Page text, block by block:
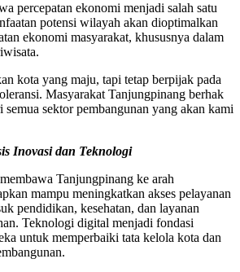
percepatan ekonomi menjadi salah satu
potensi wilayah akan dioptimalkan
ekonomi masyarakat, khususnya dalam
kota yang maju, tapi tetap berpijak pada
Masyarakat Tanjungpinang berhak
semua sektor pembangunan yang akan kami
Inovasi dan Teknologi
Tanjungpinang ke arah
mampu meningkatkan akses pelayanan
pendidikan, kesehatan, dan layanan
Teknologi digital menjadi fondasi
untuk memperbaiki tata kelola kota dan